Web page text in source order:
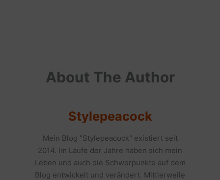
About The Author
Stylepeacock
Mein Blog "Stylepeacock" existiert seit
2014. Im Laufe der Jahre haben sich mein
Leben und auch die Schwerpunkte auf dem
Blog entwickelt und verändert. Mittlerweile